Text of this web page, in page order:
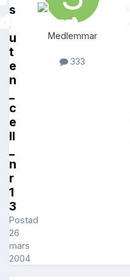
s
l
u
t
e
n
_
c
e
ll
_
n
r
1
3
Postad
26
mars
2004
Medlemmar
333